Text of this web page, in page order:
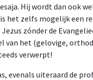
Hij wordt dan ook
het zelfs mogelijk een
zónder de
van het (gelovige,
verwerpt!
evenals uiteraard de